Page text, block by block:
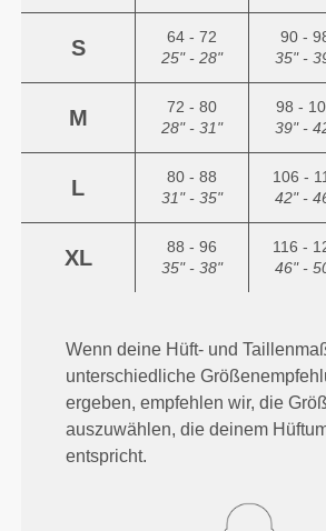
S
64 - 72
25" - 28"
90 -
35" -
M
72 - 80
28" - 31"
98 -
39" -
L
80 - 88
31" - 35"
106 -
42" -
XL
88 - 96
35" - 38"
116 -
46" -
Wenn deine Hüft- und
unterschiedliche
ergeben, empfehlen wir, die
auszuwählen, die deinem
entspricht.